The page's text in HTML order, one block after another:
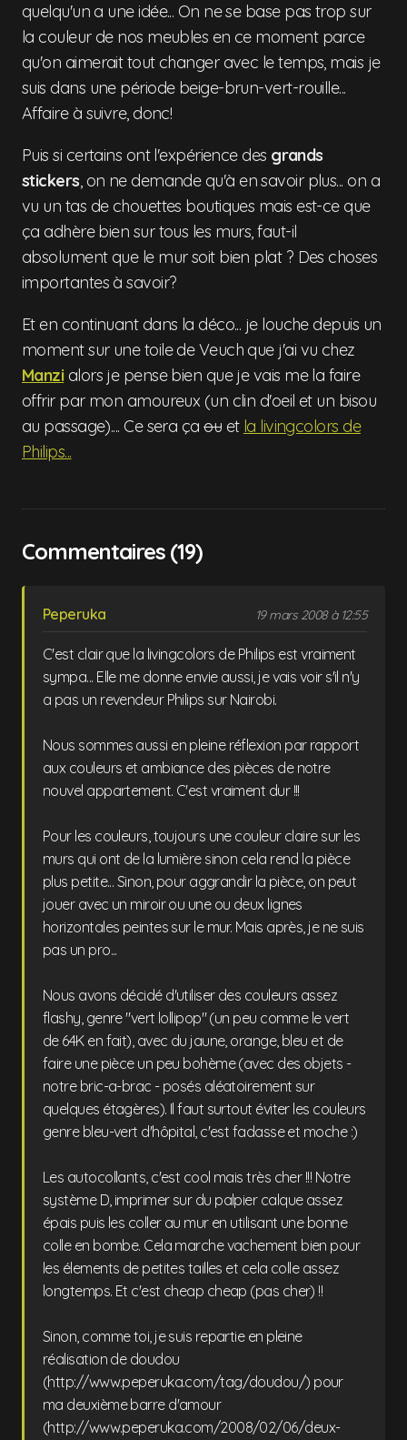
quelqu'un a une idée... On ne se base pas trop sur
la couleur de nos meubles en ce moment parce
qu'on aimerait tout changer avec le temps, mais je
suis dans une période beige-brun-vert-rouille...
Affaire à suivre, donc!
Puis si certains ont l'expérience des grands
stickers, on ne demande qu'à en savoir plus... on a
vu un tas de chouettes boutiques mais est-ce que
ça adhère bien sur tous les murs, faut-il
absolument que le mur soit bien plat ? Des choses
importantes à savoir?
Et en continuant dans la déco... je louche depuis un
moment sur une toile de Veuch que j'ai vu chez
Manzialors je pense bien que je vais me la faire
offrir par mon amoureux (un clin d'oeil et un bisou
au passage).... Ce sera çaou et la livingcolors de
Philips...
Commentaires (19)
Peperuka 19 mars 2008 à 12:55
C'est clair que la livingcolors de Philips est vraiment
sympa... Elle me donne envie aussi, je vais voir s'il n'y
a pas un revendeur Philips sur Nairobi.
Nous sommes aussi en pleine réflexion par rapport
aux couleurs et ambiance des pièces de notre
nouvel appartement. C'est vraiment dur !!!
Pour les couleurs, toujours une couleur claire sur les
murs qui ont de la lumière sinon cela rend la pièce
plus petite... Sinon, pour aggrandir la pièce, on peut
jouer avec un miroir ou une ou deux lignes
horizontales peintes sur le mur. Mais après, je ne suis
pas un pro...
Nous avons décidé d'utiliser des couleurs assez
flashy, genre "vert lollipop" (un peu comme le vert
de 64K en fait), avec du jaune, orange, bleu et de
faire une pièce un peu bohème (avec des objets -
notre bric-a-brac - posés aléatoirement sur
quelques étagères). Il faut surtout éviter les couleurs
genre bleu-vert d'hôpital, c'est fadasse et moche :)
Les autocollants, c'est cool mais très cher !!! Notre
système D, imprimer sur du palpier calque assez
épais puis les coller au mur en utilisant une bonne
colle en bombe. Cela marche vachement bien pour
les élements de petites tailles et cela colle assez
longtemps. Et c'est cheap cheap (pas cher) !!
Sinon, comme toi, je suis repartie en pleine
réalisation de doudou
(http://www.peperuka.com/tag/doudou/) pour
ma deuxième barre d'amour
(http://www.peperuka.com/2008/02/06/deux-